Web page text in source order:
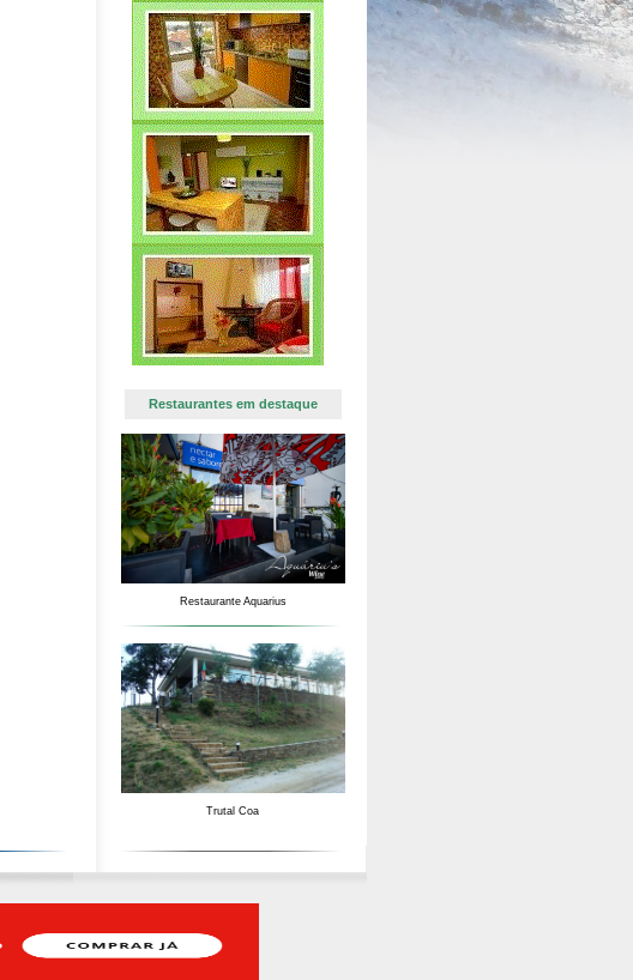
Restaurantes em destaque
Restaurante Aquarius
Trutal Coa